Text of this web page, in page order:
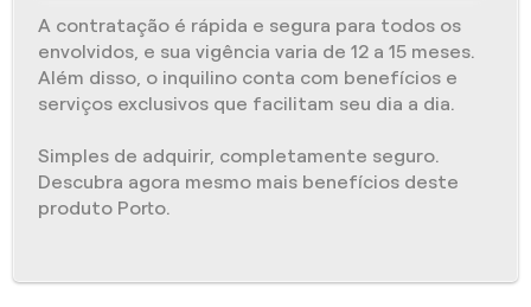
A contratação é rápida e segura para todos os
envolvidos, e sua vigência varia de 12 a 15 meses.
Além disso, o inquilino conta com benefícios e
serviços exclusivos que facilitam seu dia a dia.
Simples de adquirir, completamente seguro.
Descubra agora mesmo mais benefícios deste
produto Porto.